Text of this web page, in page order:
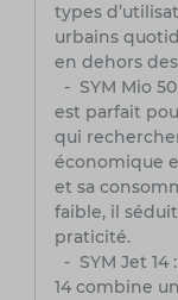
types
urbains
en dehors
- SYM Mio
est parfait
qui
économique
et sa
faible, il
praticité.
- SYM Jet
14 combine